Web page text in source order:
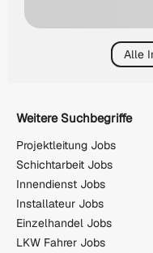
Alle
Weitere Suchbegriffe
Projektleitung Jobs
Schichtarbeit Jobs
Innendienst Jobs
Installateur Jobs
Einzelhandel Jobs
LKW Fahrer Jobs